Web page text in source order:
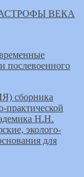
ВЕКА
послевоенного